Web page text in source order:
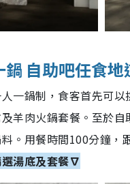
鍋 自助吧任食地
一鍋制，食客首先可
羊肉火鍋套餐。至於
。用餐時間100分鐘，
湯底及套餐∇